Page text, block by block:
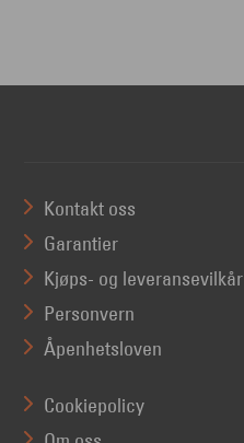
Kontakt oss
Garantier
Kjøps- og leveransevilkår
Personvern
Åpenhetsloven
Cookiepolicy